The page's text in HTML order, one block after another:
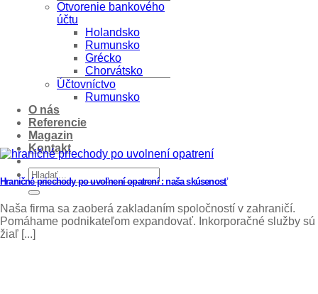
Otvorenie bankového
účtu
Holandsko
Rumunsko
Grécko
Chorvátsko
Účtovníctvo
Rumunsko
O nás
Referencie
Magazin
Kontakt
Hraničné priechody po uvoľnení opatrení : naša skúsenosť
Naša firma sa zaoberá zakladaním spoločností v zahraničí.
Pomáhame podnikateľom expandovať. Inkorporačné služby sú
žiaľ [...]